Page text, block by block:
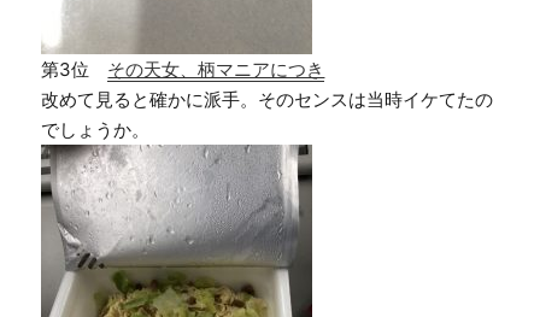
第3位 その天女、柄マニアにつき
改めて見ると確かに派手。そのセンスは当時イケてたの
でしょうか。